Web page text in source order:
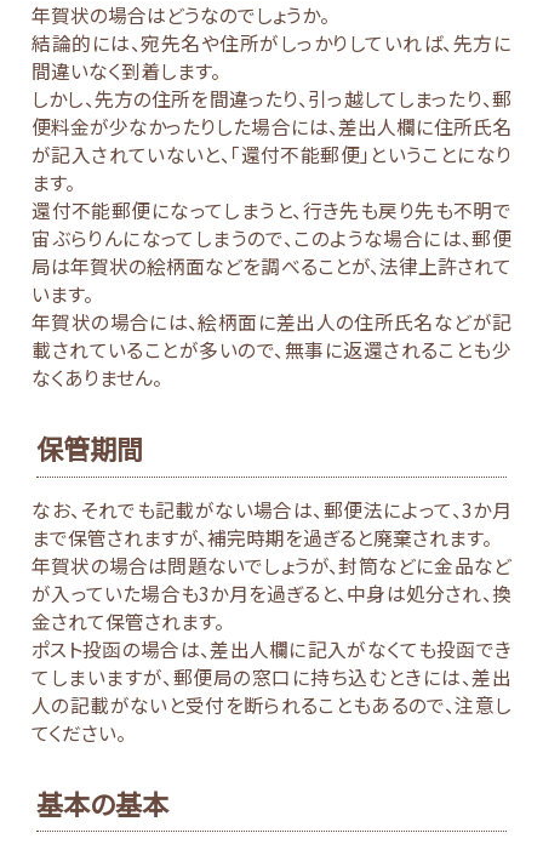
年賀状の場合はどうなのでしょうか。
結論的には、宛先名や住所がしっかりしていれば、先方に
間違いなく到着します。
しかし、先方の住所を間違ったり、引っ越してしまったり、郵
便料金が少なかったりした場合には、差出人欄に住所氏名
が記入されていないと、「還付不能郵便」ということになり
ます。
還付不能郵便になってしまうと、行き先も戻り先も不明で
宙ぶらりんになってしまうので、このような場合には、郵便
局は年賀状の絵柄面などを調べることが、法律上許されて
います。
年賀状の場合には、絵柄面に差出人の住所氏名などが記
載されていることが多いので、無事に返還されることも少
なくありません。
保管期間
なお、それでも記載がない場合は、郵便法によって、3か月
まで保管されますが、補完時期を過ぎると廃棄されます。
年賀状の場合は問題ないでしょうが、封筒などに金品など
が入っていた場合も3か月を過ぎると、中身は処分され、換
金されて保管されます。
ポスト投函の場合は、差出人欄に記入がなくても投函でき
てしまいますが、郵便局の窓口に持ち込むときには、差出
人の記載がないと受付を断られることもあるので、注意し
てください。
基本の基本